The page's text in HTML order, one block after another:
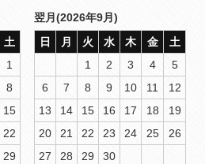
土
1
8
15
22
29
翌月(2026年9月)
日
月 火 水 木 金
土
1
2 3 4
5
6
7 8 9 10 11
12
13
14 15 16 17 18
19
20
21 22 23 24 25
26
27
28 29 30